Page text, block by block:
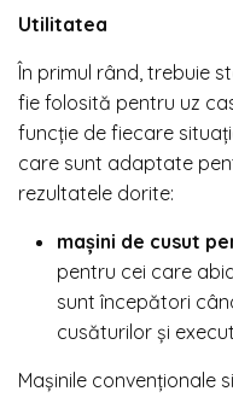
Utilitatea
În primul rând, trebuie
fie folosită pentru uz
funcție de fiecare
care sunt adaptate
rezultatele dorite:
mașini de cusut
pentru cei care
sunt începători
cusăturilor și
Mașinile convenționale